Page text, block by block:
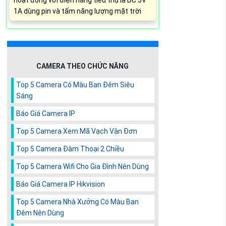
1A dùng pin và tấm năng lượng mặt trời
CAMERA THEO CHỨC NĂNG
Top 5 Camera Có Màu Ban Đêm Siêu
Sáng
Báo Giá Camera IP
Top 5 Camera Xem Mã Vạch Vận Đơn
Top 5 Camera Đàm Thoại 2 Chiều
Top 5 Camera Wifi Cho Gia Đình Nên Dùng
Báo Giá Camera IP Hikvision
Top 5 Camera Nhà Xưởng Có Màu Ban
Đêm Nên Dùng